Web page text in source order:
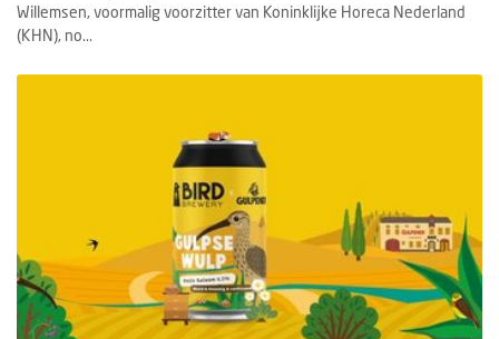
Willemsen, voormalig voorzitter van Koninklijke Horeca Nederland
(KHN), no...